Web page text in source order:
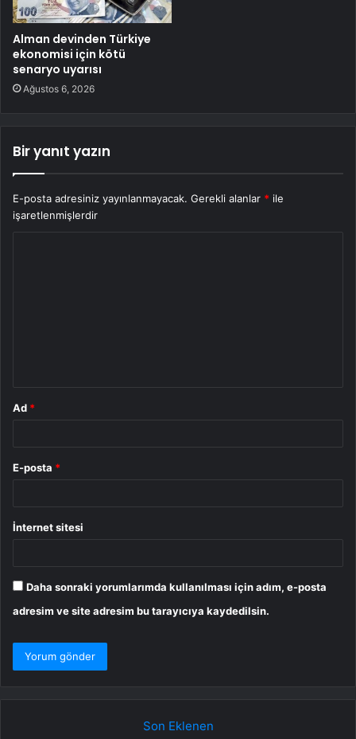
Alman devinden Türkiye
ekonomisi için kötü
senaryo uyarısı
Ağustos 6, 2026
Bir yanıt yazın
E-posta adresiniz yayınlanmayacak. Gerekli alanlar * ile
işaretlenmişlerdir
Ad *
E-posta *
İnternet sitesi
Daha sonraki yorumlarımda kullanılması için adım, e-posta
adresim ve site adresim bu tarayıcıya kaydedilsin.
Son Eklenen